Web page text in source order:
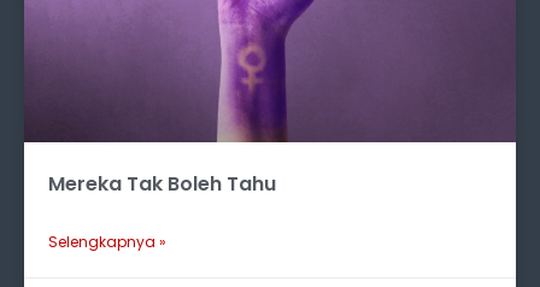
Mereka Tak Boleh Tahu
Selengkapnya »